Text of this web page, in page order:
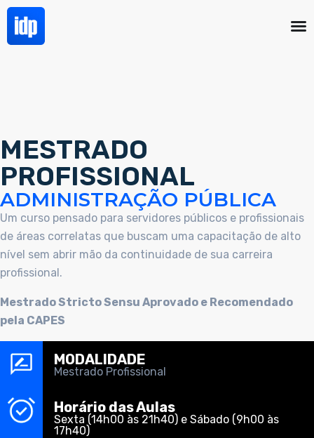
MESTRADO
PROFISSIONAL
ADMINISTRAÇÃO PÚBLICA
Um curso pensado para servidores públicos e profissionais
de áreas correlatas que buscam uma capacitação de alto
nível sem abrir mão da continuidade de sua carreira
profissional.
Mestrado Stricto Sensu Aprovado e Recomendado
pela CAPES
MODALIDADE
Mestrado Profissional
Horário das Aulas
Sexta (14h00 às 21h40) e Sábado (9h00 às
17h40)